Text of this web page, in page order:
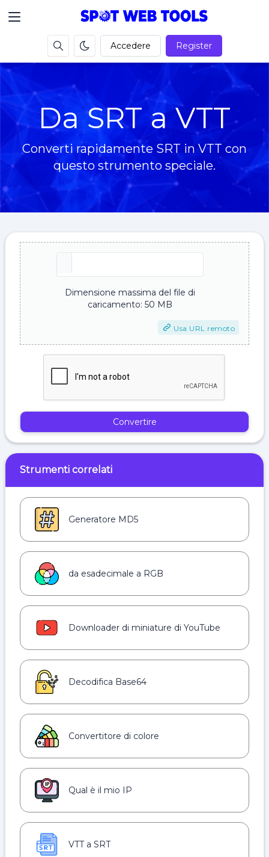
Accedere Register
Da SRT a VTT
Converti rapidamente SRT in VTT con
questo strumento speciale.
Dimensione massima del file di
caricamento: 50 MB
Usa URL remoto
Convertire
Strumenti correlati
Generatore MD5
da esadecimale a RGB
Downloader di miniature di YouTube
Decodifica Base64
Convertitore di colore
Qual è il mio IP
VTT a SRT